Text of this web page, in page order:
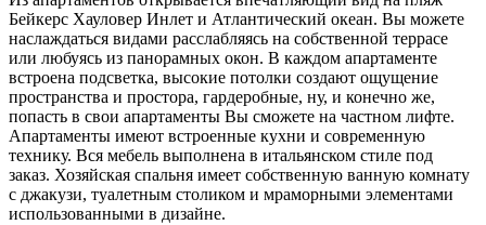
Бейкерс Хауловер Инлет и Атлантический океан. Вы можете
наслаждаться видами расслабляясь на собственной террасе
или любуясь из панорамных окон. В каждом апартаменте
встроена подсветка, высокие потолки создают ощущение
пространства и простора, гардеробные, ну, и конечно же,
попасть в свои апартаменты Вы сможете на частном лифте.
Апартаменты имеют встроенные кухни и современную
технику. Вся мебель выполнена в итальянском стиле под
заказ. Хозяйская спальня имеет собственную ванную комнату
с джакузи, туалетным столиком и мраморными элементами
использованными в дизайне.